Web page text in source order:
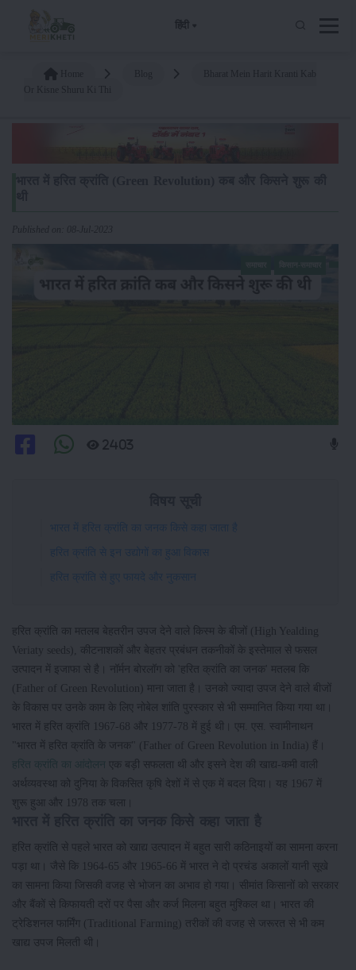
हिंदी
Published on: 08-Jul-2023
2403
भारत में हरित क्रांति का जनक किसे कहा जाता है
हरित क्रांति से इन उद्योगों का हुआ विकास
हरित क्रांति से हुए फायदे और नुकसान
हरित क्रांति का मतलब बेहतरीन उपज देने वाले किस्म के बीजों (High Yealding
Veriaty seeds), कीटनाशकों और बेहतर प्रबंधन तकनीकों के इस्तेमाल से फसल
उत्पादन में इजाफा से है। नॉर्मन बोरलॉग को 'हरित क्रांति का जनक' मतलब कि
(Father of Green Revolution) माना जाता है। उनको ज्यादा उपज देने वाले बीजों
के विकास पर उनके काम के लिए नोबेल शांति पुरस्कार से भी सम्मानित किया गया था।
भारत में हरित क्रांति 1967-68 और 1977-78 में हुई थी। एम. एस. स्वामीनाथन
"भारत में हरित क्रांति के जनक" (Father of Green Revolution in India) हैं।
हरित क्रांति का आंदोलन एक बड़ी सफलता थी और इसने देश की खाद्य-कमी वाली
अर्थव्यवस्था को दुनिया के विकसित कृषि देशों में से एक में बदल दिया। यह 1967 में
शुरू हुआ और 1978 तक चला।
हरित क्रांति से पहले भारत को खाद्य उत्पादन में बहुत सारी कठिनाइयों का सामना करना
पड़ा था। जैसे कि 1964-65 और 1965-66 में भारत ने दो प्रचंड अकालों यानी सूखे
का सामना किया जिसकी वजह से भोजन का अभाव हो गया। सीमांत किसानों को सरकार
और बैंकों से किफायती दरों पर पैसा और कर्ज मिलना बहुत मुश्किल था। भारत की
ट्रेडिशनल फार्मिंग (Traditional Farming) तरीकों की वजह से जरूरत से भी कम
खाद्य उपज मिलती थी।